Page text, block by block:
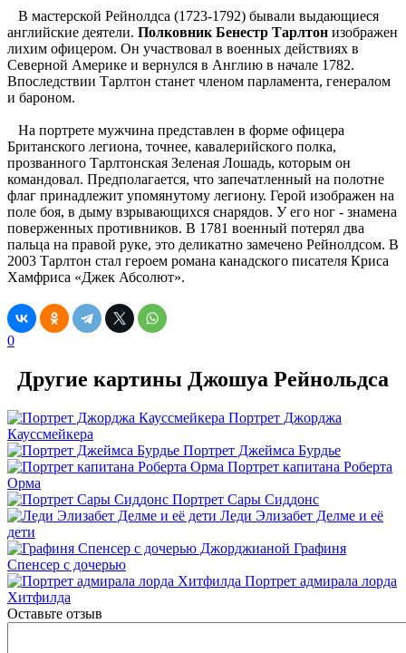
В мастерской Рейнолдса (1723-1792) бывали выдающиеся
английские деятели. Полковник Бенестр Тарлтон изображен
лихим офицером. Он участвовал в военных действиях в
Северной Америке и вернулся в Англию в начале 1782.
Впоследствии Тарлтон станет членом парламента, генералом
и бароном.
На портрете мужчина представлен в форме офицера
Британского легиона, точнее, кавалерийского полка,
прозванного Тарлтонская Зеленая Лошадь, которым он
командовал. Предполагается, что запечатленный на полотне
флаг принадлежит упомянутому легиону. Герой изображен на
поле боя, в дыму взрывающихся снарядов. У его ног - знамена
поверженных противников. В 1781 военный потерял два
пальца на правой руке, это деликатно замечено Рейнолдсом. В
2003 Тарлтон стал героем романа канадского писателя Криса
Хамфриса «Джек Абсолют».
0
Другие картины Джошуа Рейнольдса
Портрет Джорджа
Кауссмейкера
Портрет Джеймса Бурдье
Портрет капитана Роберта
Орма
Портрет Сары Сиддонс
Леди Элизабет Делме и её
дети
Графиня
Спенсер с дочерью
Портрет адмирала лорда
Хитфилда
Оставьте отзыв